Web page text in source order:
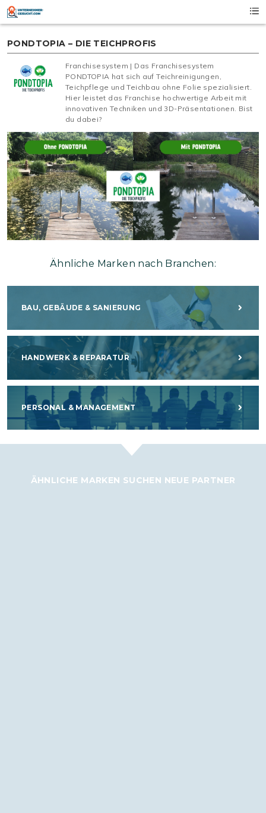
Skip
content
PONDTOPIA – DIE TEICHPROFIS
Franchisesystem | Das Franchisesystem
PONDTOPIA hat sich auf Teichreinigungen,
Teichpflege und Teichbau ohne Folie spezialisiert.
Hier leistet das Franchise hochwertige Arbeit mit
innovativen Techniken und 3D-Präsentationen. Bist
du dabei?
Ähnliche Marken nach Branchen:
BAU, GEBÄUDE & SANIERUNG
HANDWERK & REPARATUR
PERSONAL & MANAGEMENT
ÄHNLICHE MARKEN SUCHEN NEUE PARTNER